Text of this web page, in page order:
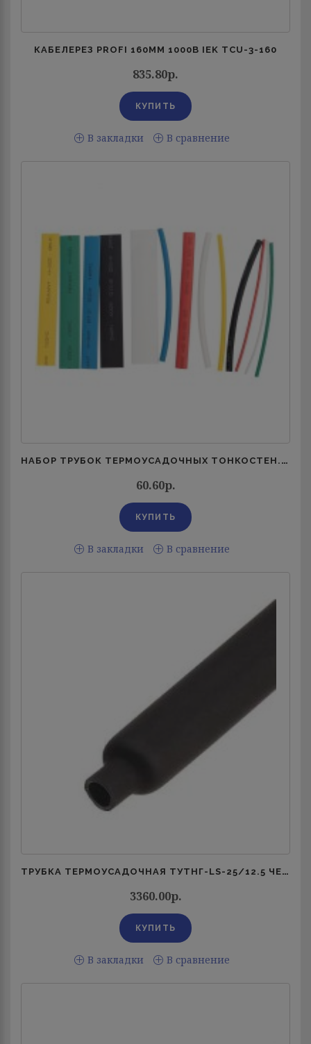
КАБЕЛЕРЕЗ PROFI 160ММ 1000В IEK TCU-3-160
835.80р.
В закладки В сравнение
НАБОР ТРУБОК ТЕРМОУСАДОЧНЫХ ТОНКОСТЕН. №3 (АССОРТИ) РАЗНОЦВЕТ. REXANT 29-0103
60.60р.
В закладки В сравнение
ТРУБКА ТЕРМОУСАДОЧНАЯ ТУТНГ-LS-25/12.5 ЧЕРН. (УП.50М) КВТ 60094
3360.00р.
В закладки В сравнение